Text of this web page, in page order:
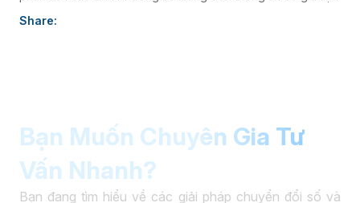
thúc đẩy chuyển đổi số. âaaa
Share:
Bạn Muốn Chuyên Gia Tư
Vấn Nhanh?
Bạn đang tìm hiểu về các giải pháp chuyển đổi số và